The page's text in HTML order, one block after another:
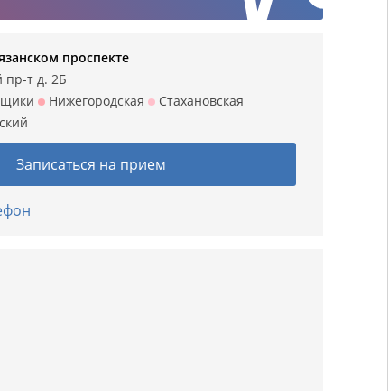
проспекте
пр-т д. 2Б
Нижегородская
Стахановская
Записаться на прием